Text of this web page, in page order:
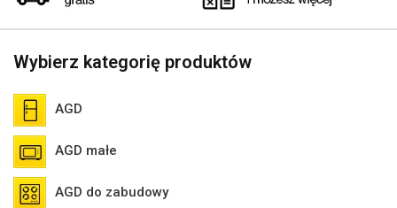
Wybierz kategorię produktów
AGD
AGD małe
AGD do zabudowy